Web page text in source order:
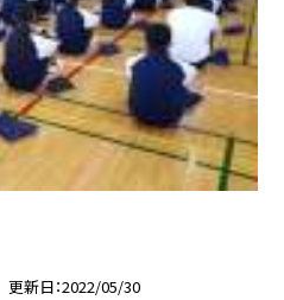
更新日 2022/05/30